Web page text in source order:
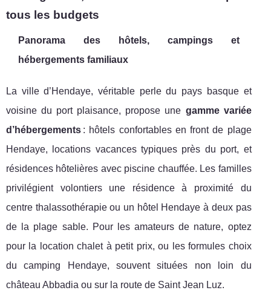
tous les budgets
Panorama des hôtels, campings et
hébergements familiaux
La ville d’Hendaye, véritable perle du pays basque et
voisine du port plaisance, propose une gamme variée
d’hébergements : hôtels confortables en front de plage
Hendaye, locations vacances typiques près du port, et
résidences hôtelières avec piscine chauffée. Les familles
privilégient volontiers une résidence à proximité du
centre thalassothérapie ou un hôtel Hendaye à deux pas
de la plage sable. Pour les amateurs de nature, optez
pour la location chalet à petit prix, ou les formules choix
du camping Hendaye, souvent situées non loin du
château Abbadia ou sur la route de Saint Jean Luz.